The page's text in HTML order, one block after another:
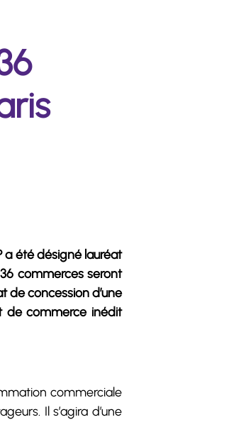
a été désigné lauréat
commerces seront
de concession d’une
de commerce inédit
commerciale
Il s’agira d’une